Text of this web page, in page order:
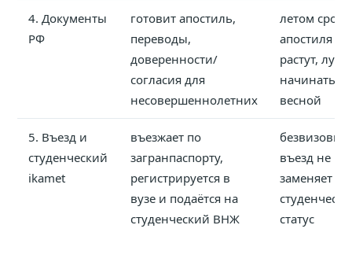
4. Документы
РФ
готовит апостиль,
переводы,
доверенности/
согласия для
несовершеннолетних
летом сроки
апостиля
растут,
начинать
весной
5. Въезд и
студенческий
ikamet
въезжает по
загранпаспорту,
регистрируется в
вузе и подаётся на
студенческий ВНЖ
безвизовый
въезд не
заменяет
статус